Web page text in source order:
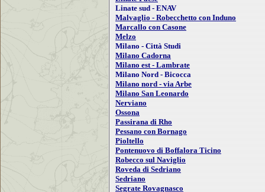
Linate sud - ENAV
Malvaglio - Robecchetto con Induno
Marcallo con Casone
Melzo
Milano - Città Studi
Milano Cadorna
Milano est - Lambrate
Milano Nord - Bicocca
Milano nord - via Arbe
Milano San Leonardo
Nerviano
Ossona
Passirana di Rho
Pessano con Bornago
Pioltello
Pontenuovo di Boffalora Ticino
Robecco sul Naviglio
Roveda di Sedriano
Sedriano
Segrate Rovagnasco